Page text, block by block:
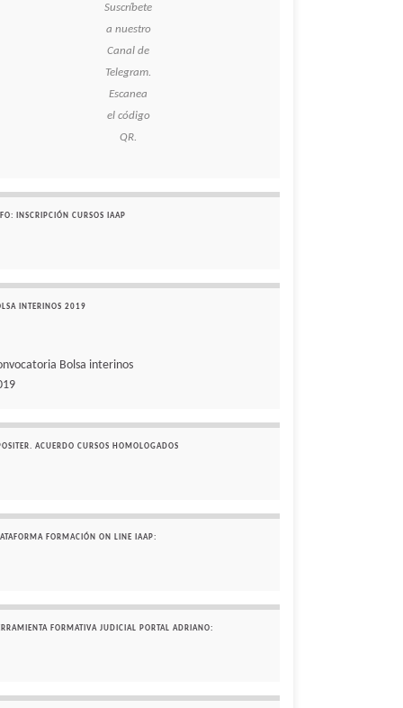
Suscríbete
a nuestro
Canal de
Telegram.
Escanea
el código
QR.
INSCRIPCIÓN CURSOS IAAP
INTERINOS 2019
Bolsa interinos
ACUERDO CURSOS HOMOLOGADOS
FORMACIÓN ON LINE IAAP:
FORMATIVA JUDICIAL PORTAL ADRIANO: